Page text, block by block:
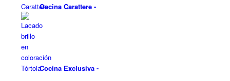
Cocina Carattere-
Cocina Exclusiva-